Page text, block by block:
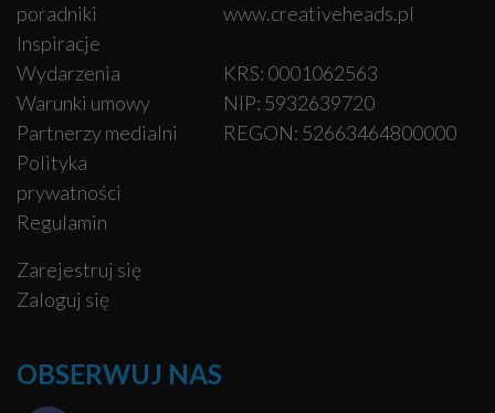
poradniki
Inspiracje
Wydarzenia
Warunki umowy
Partnerzy medialni
Polityka
prywatności
Regulamin
Zarejestruj się
Zaloguj się
www.creativeheads.pl
KRS: 0001062563
NIP: 5932639720
REGON: 52663464800000
OBSERWUJ NAS